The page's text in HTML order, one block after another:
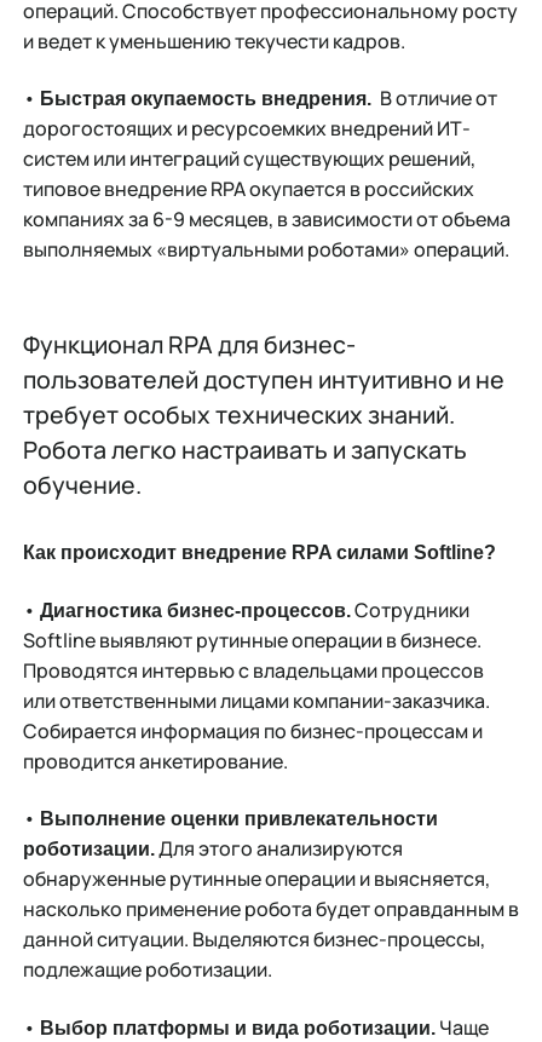
операций. Способствует профессиональному росту
и ведет к уменьшению текучести кадров.
• Быстрая окупаемость внедрения. В отличие от
дорогостоящих и ресурсоемких внедрений ИТ-
систем или интеграций существующих решений,
типовое внедрение RPA окупается в российских
компаниях за 6-9 месяцев, в зависимости от объема
выполняемых «виртуальными роботами» операций.
Функционал RPA для бизнес-
пользователей доступен интуитивно и не
требует особых технических знаний.
Робота легко настраивать и запускать
обучение.
Как происходит внедрение RPA силами Softline?
• Диагностика бизнес-процессов.Сотрудники
Softline выявляют рутинные операции в бизнесе.
Проводятся интервью с владельцами процессов
или ответственными лицами компании-заказчика.
Собирается информация по бизнес-процессам и
проводится анкетирование.
• Выполнение оценки привлекательности
роботизации.Для этого анализируются
обнаруженные рутинные операции и выясняется,
насколько применение робота будет оправданным в
данной ситуации. Выделяются бизнес-процессы,
подлежащие роботизации.
• Выбор платформы и вида роботизации.Чаще